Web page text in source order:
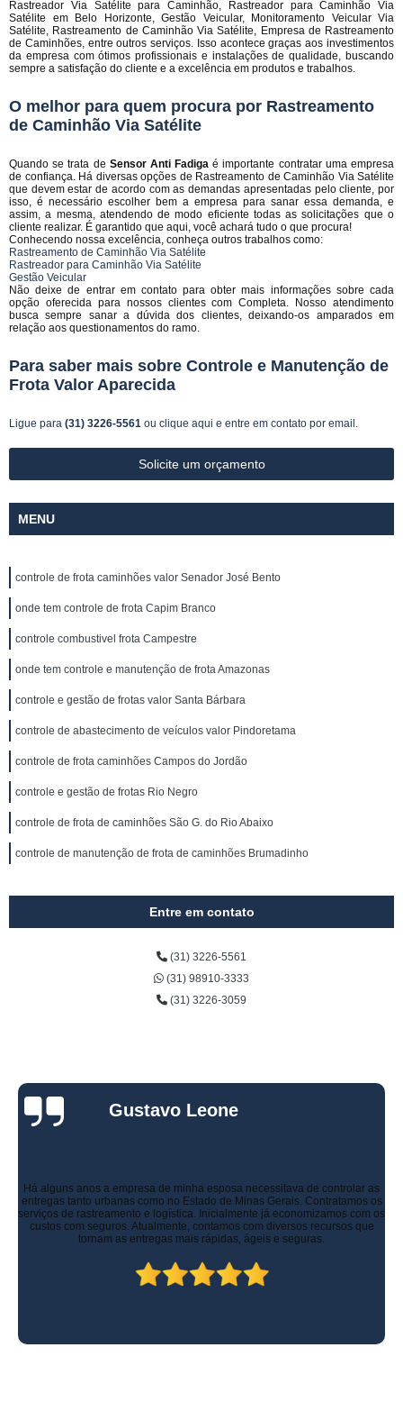
Rastreador Via Satélite para Caminhão, Rastreador para Caminhão Via
Satélite em Belo Horizonte, Gestão Veicular, Monitoramento Veicular Via
Satélite, Rastreamento de Caminhão Via Satélite, Empresa de Rastreamento
de Caminhões, entre outros serviços. Isso acontece graças aos investimentos
da empresa com ótimos profissionais e instalações de qualidade, buscando
sempre a satisfação do cliente e a excelência em produtos e trabalhos.
O melhor para quem procura por Rastreamento
de Caminhão Via Satélite
Quando se trata de Sensor Anti Fadiga é importante contratar uma empresa
de confiança. Há diversas opções de Rastreamento de Caminhão Via Satélite
que devem estar de acordo com as demandas apresentadas pelo cliente, por
isso, é necessário escolher bem a empresa para sanar essa demanda, e
assim, a mesma, atendendo de modo eficiente todas as solicitações que o
cliente realizar. É garantido que aqui, você achará tudo o que procura!
Conhecendo nossa excelência, conheça outros trabalhos como:
Rastreamento de Caminhão Via Satélite
Rastreador para Caminhão Via Satélite
Gestão Veicular
Não deixe de entrar em contato para obter mais informações sobre cada
opção oferecida para nossos clientes com Completa. Nosso atendimento
busca sempre sanar a dúvida dos clientes, deixando-os amparados em
relação aos questionamentos do ramo.
Para saber mais sobre Controle e Manutenção de
Frota Valor Aparecida
Ligue para (31) 3226-5561 ou clique aqui e entre em contato por email.
Solicite um orçamento
MENU
controle de frota caminhões valor Senador José Bento
onde tem controle de frota Capim Branco
controle combustivel frota Campestre
onde tem controle e manutenção de frota Amazonas
controle e gestão de frotas valor Santa Bárbara
controle de abastecimento de veículos valor Pindoretama
controle de frota caminhões Campos do Jordão
controle e gestão de frotas Rio Negro
controle de frota de caminhões São G. do Rio Abaixo
controle de manutenção de frota de caminhões Brumadinho
Entre em contato
(31) 3226-5561
(31) 98910-3333
(31) 3226-3059
Gustavo Leone
Há alguns anos a empresa de minha esposa necessitava de controlar as
entregas tanto urbanas como no Estado de Minas Gerais. Contratamos os
serviços de rastreamento e logística. Inicialmente já economizamos com os
custos com seguros. Atualmente, contamos com diversos recursos que
tornam as entregas mais rápidas, ágeis e seguras.